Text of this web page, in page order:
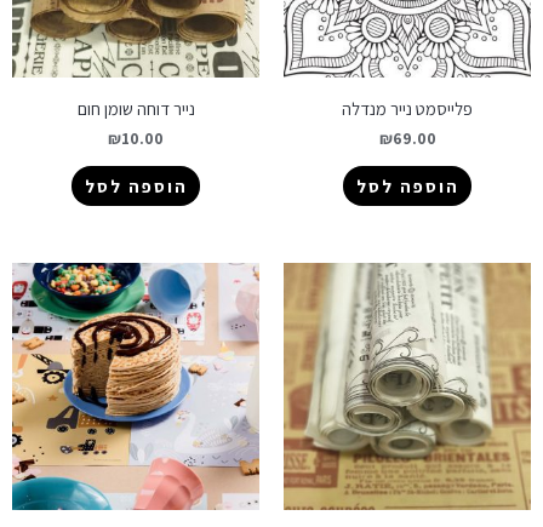
פלייסמט נייר מנדלה
₪69.00
הוספה לסל
נייר דוחה שומן חום
₪10.00
הוספה לסל